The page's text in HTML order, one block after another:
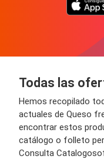
Todas las
Hemos recopilado
actuales de Queso
encontrar estos
catálogo o folleto
Consulta